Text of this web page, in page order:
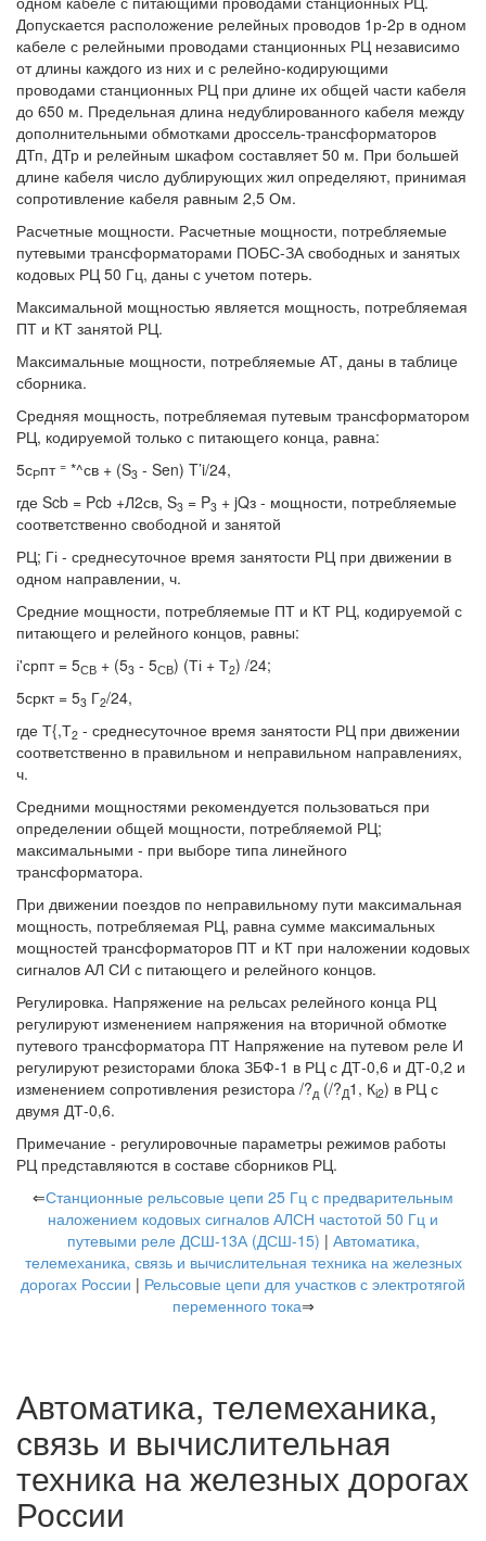
Допускается расположение релейных проводов 1р-2р в одном
кабеле с релейными проводами станционных РЦ независимо
от длины каждого из них и с релейно-кодирующими
проводами станционных РЦ при длине их общей части кабеля
до 650 м. Предельная длина недублированного кабеля между
дополнительными обмотками дроссель-трансформаторов
ДТп, ДТр и релейным шкафом составляет 50 м. При большей
длине кабеля число дублирующих жил определяют, принимая
сопротивление кабеля равным 2,5 Ом.
Расчетные мощности. Расчетные мощности, потребляемые
путевыми трансформаторами ПОБС-ЗА свободных и занятых
кодовых РЦ 50 Гц, даны с учетом потерь.
Максимальной мощностью является мощность, потребляемая
ПТ и КТ занятой РЦ.
Максимальные мощности, потребляемые АТ, даны в таблице
сборника.
Средняя мощность, потребляемая путевым трансформатором
РЦ, кодируемой только с питающего конца, равна:
5сРпт = *^св + (S3 - Sen) T’i/24,
где Scb = Pcb +Л2св, S3 = P3 + jQз - мощности, потребляемые
соответственно свободной и занятой
РЦ; Гі - среднесуточное время занятости РЦ при движении в
одном направлении, ч.
Средние мощности, потребляемые ПТ и КТ РЦ, кодируемой с
питающего и релейного концов, равны:
і'српт = 5СВ + (53 - 5СВ) (Ті + Т2) /24;
5сркт = 53 Г2/24,
где Т{,Т2 - среднесуточное время занятости РЦ при движении
соответственно в правильном и неправильном направлениях,
ч.
Средними мощностями рекомендуется пользоваться при
определении общей мощности, потребляемой РЦ;
максимальными - при выборе типа линейного
трансформатора.
При движении поездов по неправильному пути максимальная
мощность, потребляемая РЦ, равна сумме максимальных
мощностей трансформаторов ПТ и КТ при наложении кодовых
сигналов АЛ СИ с питающего и релейного концов.
Регулировка. Напряжение на рельсах релейного конца РЦ
регулируют изменением напряжения на вторичной обмотке
путевого трансформатора ПТ Напряжение на путевом реле И
регулируют резисторами блока ЗБФ-1 в РЦ с ДТ-0,6 и ДТ-0,2 и
изменением сопротивления резистора /?д (/?Д1, Кі2) в РЦ с
двумя ДТ-0,6.
Примечание - регулировочные параметры режимов работы
РЦ представляются в составе сборников РЦ.
⇐Станционные рельсовые цепи 25 Гц с предварительным
наложением кодовых сигналов АЛСН частотой 50 Гц и
путевыми реле ДСШ-13А (ДСШ-15) | Автоматика,
телемеханика, связь и вычислительная техника на железных
дорогах России | Рельсовые цепи для участков с электротягой
переменного тока⇒
Автоматика, телемеханика,
связь и вычислительная
техника на железных дорогах
России